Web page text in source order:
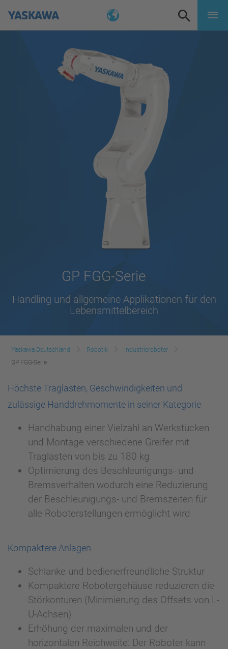
GP FGG-Serie
Handling und allgemeine Applikationen für den
Lebensmittelbereich
Yaskawa Deutschland Robotik
Industrieroboter
GP FGG-Serie
Höchste Traglasten, Geschwindigkeiten und
zulässige Handdrehmomente in seiner Kategorie
Handhabung einer Vielzahl an Werkstücken
und Montage verschiedene Greifer mit
Traglasten von bis zu 180 kg
Optimierung des Beschleunigungs- und
Bremsverhalten wodurch eine Reduzierung
der Beschleunigungs- und Bremszeiten für
alle Roboterstellungen ermöglicht wird
Kompaktere Anlagen
Schlanke und bedienerfreundliche Struktur
Kompaktere Robotergehäuse reduzieren die
Störkonturen (Minimierung des Offsets von L-
U-Achsen)
Erhöhung der maximalen und der
horizontalen Reichweite: Der Roboter kann